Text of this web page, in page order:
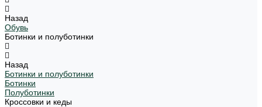
Назад
Обувь
Ботинки и полуботинки
Назад
Ботинки и полуботинки
Ботинки
Полуботинки
Кроссовки и кеды